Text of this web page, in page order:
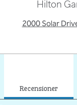
Hilton
2000 Solar
Recensioner